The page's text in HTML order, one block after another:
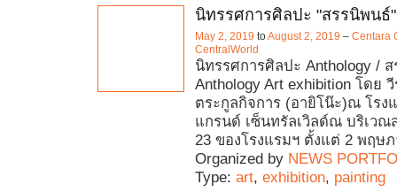
นิทรรศการศิลปะ "สรรนิพนธ์"
May 2, 2019 toAugust 2, 2019 – Centara
CentralWorld
นิทรรศการศิลปะ Anthology /
Anthology Art exhibition โดย
ตระกูลกิจการ (อายิโน๊ะ)ณ โรง
แกรนด์ เซ็นทรัลเวิลด์ณ บริเว
23 ของโรงแรมฯ ตั้งแต่ 2 พฤษ
Organized by NEWS
Type: art, exhibition, painting